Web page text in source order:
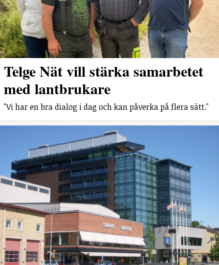
Telge Nät vill stärka samarbetet
med lantbrukare
"Vi har en bra dialog i dag och kan påverka på flera sätt."